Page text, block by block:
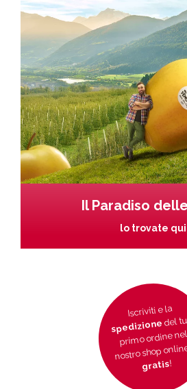
Il Paradiso
lo trovate qui
Iscriviti e la
spedizionedel
primo ordine nel
nostro shop
gratis!